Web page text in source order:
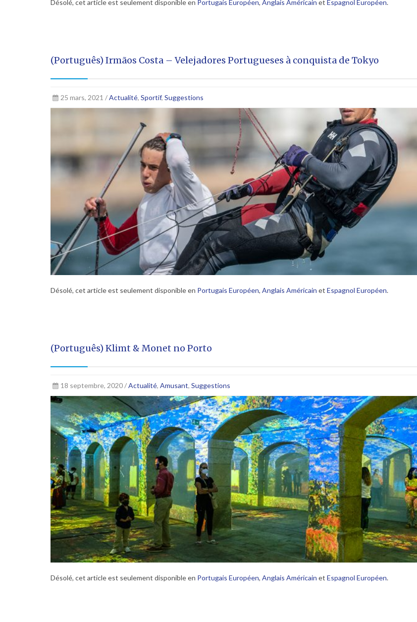
Désolé, cet article est seulement disponible en Portugais Européen, Anglais Américain et Espagnol Européen.
(Português) Irmãos Costa – Velejadores Portugueses à conquista de Tokyo
25 mars, 2021 /Actualité, Sportif, Suggestions
Désolé, cet article est seulement disponible en Portugais Européen, Anglais Américain et Espagnol Européen.
(Português) Klimt & Monet no Porto
18 septembre, 2020 /Actualité, Amusant, Suggestions
Désolé, cet article est seulement disponible en Portugais Européen, Anglais Américain et Espagnol Européen.